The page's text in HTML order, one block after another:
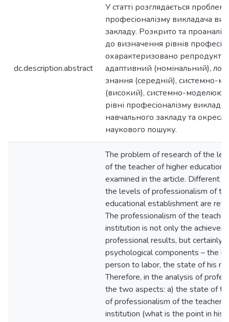
dc.description.abstract
У статті розглядається
професіоналізму викладача
закладу. Розкрито та
до визначення рівнів
охарактеризовано
адаптивний (номінальний),
знання (середній), системно-
(високий), системно-
рівні професіоналізму
навчального закладу та
наукового пошуку.
The problem of research of the
of the teacher of higher
examined in the article. Different
the levels of professionalism of
educational establishment are
The professionalism of the
institution is not only the
professional results, but certainly
psychological components – the
person to labor, the state of his
Therefore, in the analysis of
the two aspects: a) the state of
of professionalism of the teacher
institution (what is the point in his